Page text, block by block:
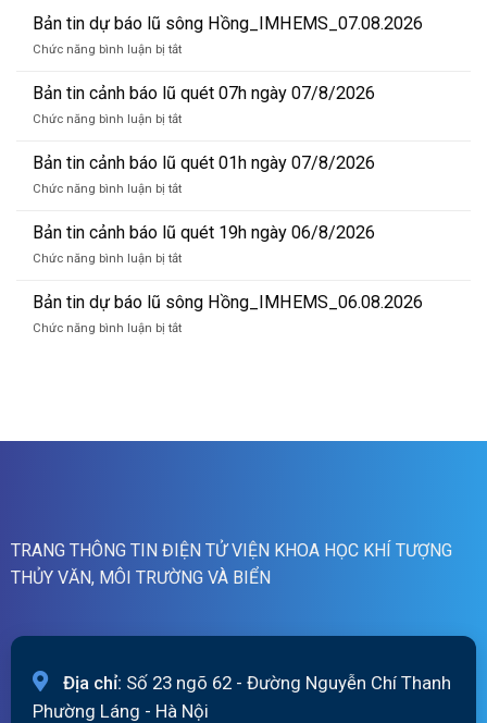
Bản tin dự báo lũ sông Hồng_IMHEMS_07.08.2026
Chức năng bình luận bị tắtở
tin
dự
báo
sông
Hồng_IMHEMS_07.08.2026
Bản tin cảnh báo lũ quét 07h ngày 07/8/2026
Chức năng bình luận bị tắtở
tin
cảnh
báo
quét
07h
07/8/2026
Bản tin cảnh báo lũ quét 01h ngày 07/8/2026
Chức năng bình luận bị tắtở
tin
cảnh
báo
quét
01h
Bản tin cảnh báo lũ quét 19h ngày 06/8/2026
Chức năng bình luận bị tắtở
tin
cảnh
báo
Bản tin dự báo lũ sông Hồng_IMHEMS_06.08.2026
Chức năng bình luận bị tắtở
sông
TRANG THÔNG TIN ĐIỆN TỬ VIỆN KHOA HỌC KHÍ TƯỢNG
THỦY VĂN, MÔI TRƯỜNG VÀ BIỂN
Địa chỉ: Số 23 ngõ 62 - Đường Nguyễn Chí Thanh
Phường Láng - Hà Nội